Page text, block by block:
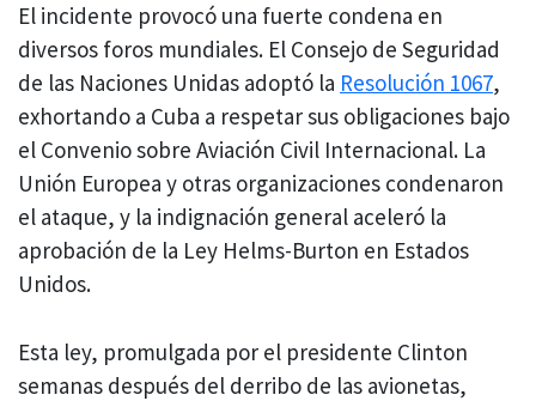
El incidente provocó una fuerte condena en
diversos foros mundiales. El Consejo de Seguridad
de las Naciones Unidas adoptó la Resolución 1067,
exhortando a Cuba a respetar sus obligaciones bajo
el Convenio sobre Aviación Civil Internacional. La
Unión Europea y otras organizaciones condenaron
el ataque, y la indignación general aceleró la
aprobación de la Ley Helms-Burton en Estados
Unidos.
Esta ley, promulgada por el presidente Clinton
semanas después del derribo de las avionetas,